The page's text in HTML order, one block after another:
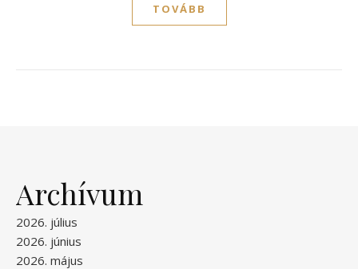
TOVÁBB
Archívum
2026. július
2026. június
2026. május